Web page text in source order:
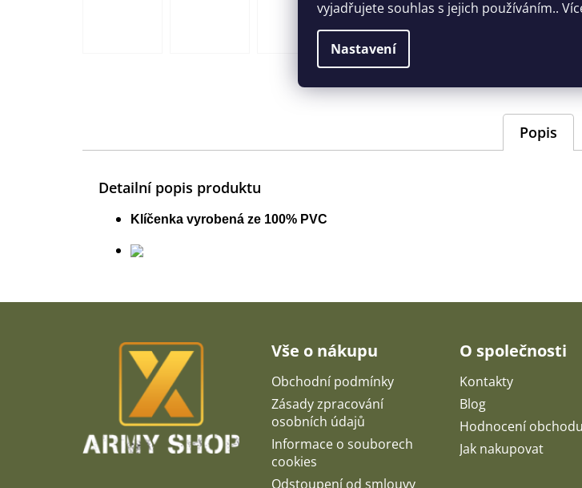
vyjadřujete souhlas s jejich používáním..
Nastavení
Popis
Detailní popis produktu
Klíčenka vyrobená ze 100% PVC
Z
Vše o nákupu
Obchodní podmínky
Zásady zpracování
osobních údajů
Informace o souborech
cookies
Odstoupení od smlouvy
O společnosti
Kontakty
Blog
Hodnocení obchodu
Jak nakupovat